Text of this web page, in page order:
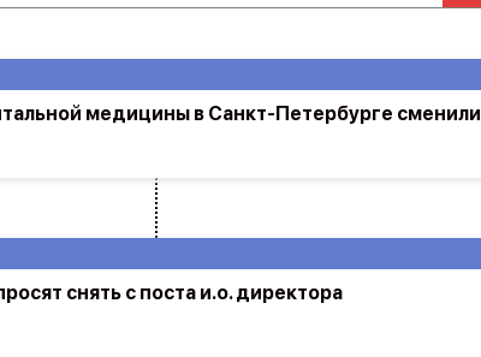
снять с поста и.о. директора
медицины в Санкт-Петербурге сменили